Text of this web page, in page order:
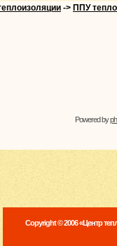
-> ППУ
Powered by
Copyright © 2006 «Центр